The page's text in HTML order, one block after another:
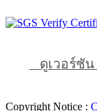
ดูเวอร์ชัน
Copyright Notice :